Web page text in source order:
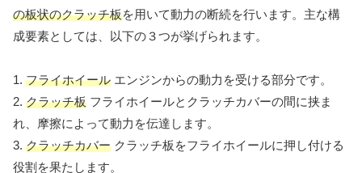
の板状のクラッチ板を用いて動力の断続を行います。主な構
成要素としては、以下の３つが挙げられます。
1. フライホイール エンジンからの動力を受ける部分です。
2. クラッチ板 フライホイールとクラッチカバーの間に挟ま
れ、摩擦によって動力を伝達します。
3. クラッチカバー クラッチ板をフライホイールに押し付ける
役割を果たします。